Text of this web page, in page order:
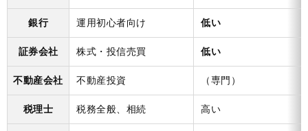
銀行 運用初心者向け 低い
証券会社 株式・投信売買 低い
不動産会社 不動産投資 （専門）
税理士 税務全般、相続 高い